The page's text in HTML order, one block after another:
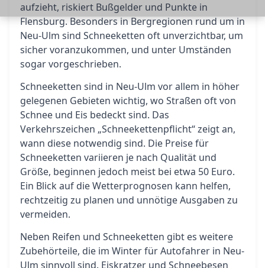
aufzieht, riskiert Bußgelder und Punkte in
Flensburg. Besonders in Bergregionen rund um in
Neu-Ulm sind Schneeketten oft unverzichtbar, um
sicher voranzukommen, und unter Umständen
sogar vorgeschrieben.
Schneeketten sind in Neu-Ulm vor allem in höher
gelegenen Gebieten wichtig, wo Straßen oft von
Schnee und Eis bedeckt sind. Das
Verkehrszeichen „Schneekettenpflicht“ zeigt an,
wann diese notwendig sind. Die Preise für
Schneeketten variieren je nach Qualität und
Größe, beginnen jedoch meist bei etwa 50 Euro.
Ein Blick auf die Wetterprognosen kann helfen,
rechtzeitig zu planen und unnötige Ausgaben zu
vermeiden.
Neben Reifen und Schneeketten gibt es weitere
Zubehörteile, die im Winter für Autofahrer in Neu-
Ulm sinnvoll sind. Eiskratzer und Schneebesen